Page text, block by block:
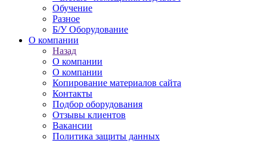
Обучение
Разное
Б/У Оборудование
О компании
Назад
О компании
О компании
Копирование материалов сайта
Контакты
Подбор оборудования
Отзывы клиентов
Вакансии
Политика защиты данных